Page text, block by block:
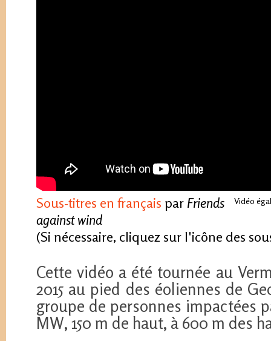
Vidéo
Sous-titres en français par Friends
against wind
(Si nécessaire, cliquez sur l'icône des
Cette vidéo a été tournée au
2015 au pied des éoliennes de
groupe de personnes impactées
MW, 150 m de haut, à 600 m des